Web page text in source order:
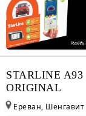
STARLINE
ORIGINAL
Ереван, Шенгавит